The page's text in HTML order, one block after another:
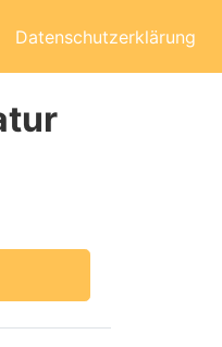
Datenschutzerklärung